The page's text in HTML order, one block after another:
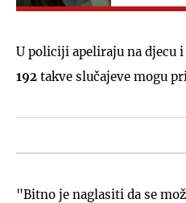
U policiji apeliraju na djecu
192 takve slučajeve mogu
"Bitno je naglasiti da se